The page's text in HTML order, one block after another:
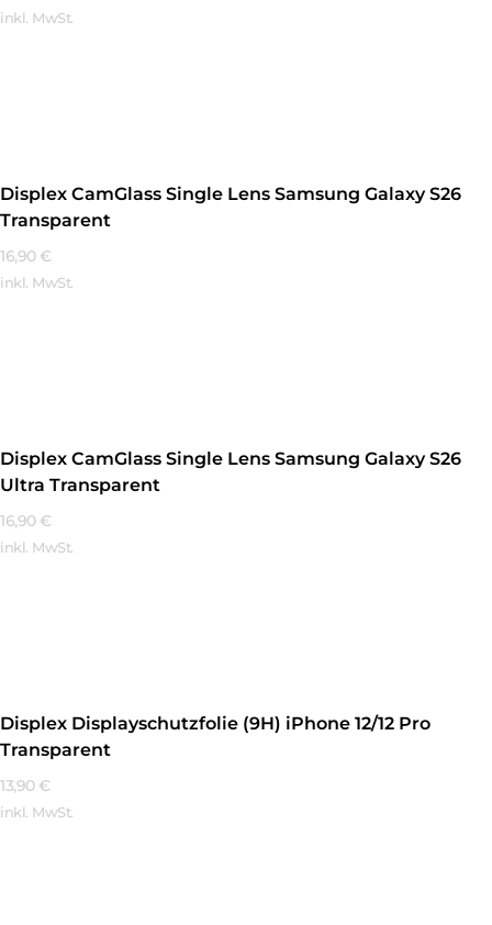
inkl. MwSt.
Displex CamGlass Single Lens Samsung Galaxy S26
Transparent
16,90 €
inkl. MwSt.
Displex CamGlass Single Lens Samsung Galaxy S26
Ultra Transparent
16,90 €
inkl. MwSt.
Displex Displayschutzfolie (9H) iPhone 12/12 Pro
Transparent
13,90 €
inkl. MwSt.